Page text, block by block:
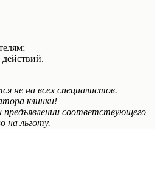
не на всех специалистов.
клинки!
соответствующего
на льготу.